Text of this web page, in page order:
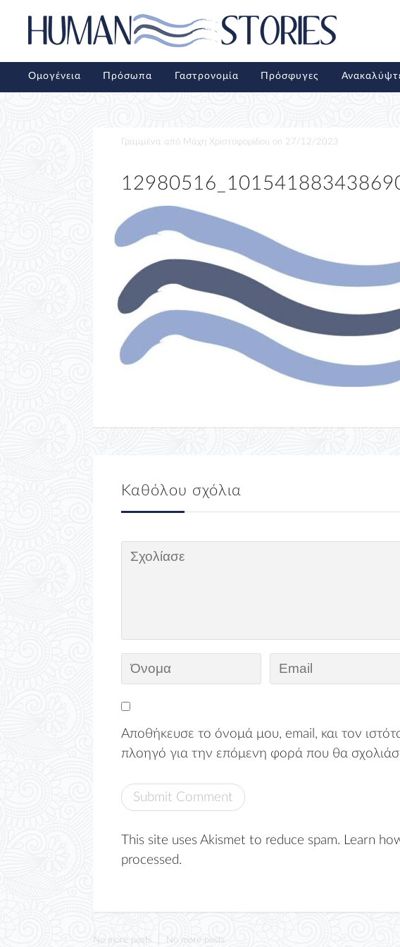
Ομογένεια Πρόσωπα Γαστρονομία Πρόσφυγες
Γραμμένα από Μάχη Χριστοφορίδου on 27/12/2023
Καθόλου σχόλια
Αποθήκευσε το όνομά μου, email, και τον
πλοηγό για την επόμενη φορά που θα
This site uses Akismet to reduce spam. Learn
processed.
No more posts No more posts